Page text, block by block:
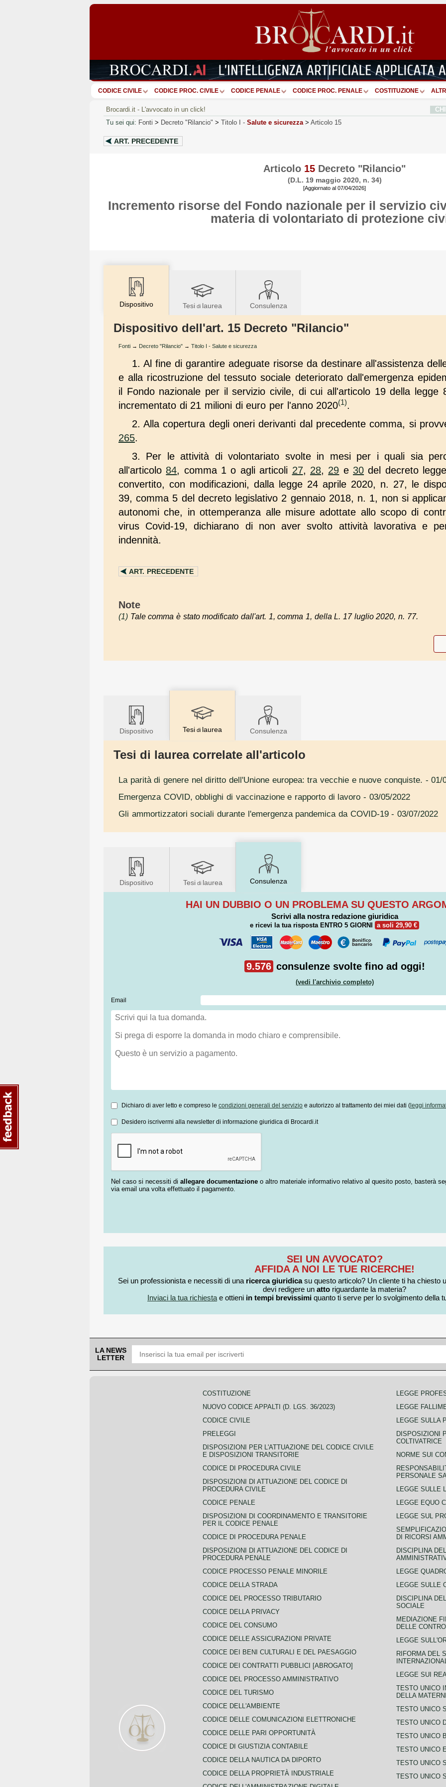
CODICE CIVILE CODICE PROC. CIVILE CODICE PENALE CODICE PROC. PENALE COSTITUZIONE ALTRI
Brocardi.it - L'avvocato in un click!
Tu sei qui: Fonti > Decreto "Rilancio" > Titolo I - Salute e sicurezza > Articolo 15
ART. PRECEDENTE
Articolo 15 Decreto "Rilancio"
(D.L. 19 maggio 2020, n. 34)
[Aggiornato al 07/04/2026]
Incremento risorse del Fondo nazionale per il servizio
materia di volontariato di protezione
Dispositivo Tesi di laurea Consulenza
Dispositivo dell'art. 15 Decreto "Rilancio"
Fonti → Decreto "Rilancio" → Titolo I - Salute e sicurezza
1. Al fine di garantire adeguate risorse da destinare all'assistenza
e alla ricostruzione del tessuto sociale deteriorato dall'emergenza
il Fondo nazionale per il servizio civile, di cui all'articolo 19 della
incrementato di 21 milioni di euro per l'anno 2020(1).
2. Alla copertura degli oneri derivanti dal precedente comma, si
265.
3. Per le attività di volontariato svolte in mesi per i quali sia
all'articolo 84, comma 1 o agli articoli 27, 28, 29 e 30 del decreto
convertito, con modificazioni, dalla legge 24 aprile 2020, n. 27, le
39, comma 5 del decreto legislativo 2 gennaio 2018, n. 1, non si
autonomi che, in ottemperanza alle misure adottate allo scopo di
virus Covid-19, dichiarano di non aver svolto attività lavorativa e
indennità.
ART. PRECEDENTE
Note
(1) Tale comma è stato modificato dall'art. 1, comma 1, della L. 17 luglio 2020, n. 77.
Dispositivo Tesi di laurea Consulenza
Tesi di laurea correlate all'articolo
La parità di genere nel diritto dell'Unione europea: tra vecchie e nuove conquiste. - 01/
Emergenza COVID, obblighi di vaccinazione e rapporto di lavoro - 03/05/2022
Gli ammortizzatori sociali durante l'emergenza pandemica da COVID-19- 03/07/2022
Dispositivo Tesidi laurea Consulenza
HAI UN DUBBIO O UN PROBLEMA SU QUESTO
Scrivi alla nostra redazione giuridica
e ricevi la tua risposta ENTRO 5 GIORNI a soli 29,90 €
9.576 consulenze svolte fino ad oggi!
(vedi l'archivio completo)
Email
Dichiaro di aver letto e compreso le condizioni generali del servizio e autorizzo al trattamento dei miei dati ( leggi
Desidero iscrivermi alla newsletter di informazione giuridica di Brocardi.it
Nel caso si necessiti di allegare documentazione o altro materiale informativo relativo al quesito posto, basterà
via email una volta effettuato il pagamento.
SEI UN AVVOCATO?
AFFIDA A NOI LE TUE RICERCHE!
Sei un professionista e necessiti di una ricerca giuridicasu questo articolo? Un cliente ti ha chiesto
devi redigere un atto riguardante la materia?
Inviaci la tua richiesta e ottieni in tempi brevissimi quanto ti serve per lo svolgimento della
LA NEWS
LETTER
COSTITUZIONE
NUOVO CODICE APPALTI (D. LGS. 36/2023)
CODICE CIVILE
PRELEGGI
DISPOSIZIONI PER L'ATTUAZIONE DEL CODICE CIVILE
E DISPOSIZIONI TRANSITORIE
CODICE DI PROCEDURA CIVILE
DISPOSIZIONI DI ATTUAZIONE DEL CODICE DI
PROCEDURA CIVILE
CODICE PENALE
DISPOSIZIONI DI COORDINAMENTO E TRANSITORIE
PER IL CODICE PENALE
CODICE DI PROCEDURA PENALE
DISPOSIZIONI DI ATTUAZIONE DEL CODICE DI
PROCEDURA PENALE
CODICE PROCESSO PENALE MINORILE
CODICE DELLA STRADA
CODICE DEL PROCESSO TRIBUTARIO
CODICE DELLA PRIVACY
CODICE DEL CONSUMO
CODICE DELLE ASSICURAZIONI PRIVATE
CODICE DEI BENI CULTURALI E DEL PAESAGGIO
CODICE DEI CONTRATTI PUBBLICI [ABROGATO]
CODICE DEL PROCESSO AMMINISTRATIVO
CODICE DEL TURISMO
CODICE DELL'AMBIENTE
CODICE DELLE COMUNICAZIONI ELETTRONICHE
CODICE DELLE PARI OPPORTUNITÀ
CODICE DI GIUSTIZIA CONTABILE
CODICE DELLA NAUTICA DA DIPORTO
CODICE DELLA PROPRIETÀ INDUSTRIALE
LEGGE
LEGGE
LEGGE SULLA
DISPOSIZIONI
COLTIVATRICE
NORME SUI
PERSONALE
LEGGE SULLE
LEGGE EQUO
LEGGE SUL
DI RICORSI
DISCIPLINA
LEGGE
LEGGE SULLE
DISCIPLINA
SOCIALE
MEDIAZIONE
DELLE
LEGGE
RIFORMA DEL
LEGGE SUI
TESTO UNICO
DELLA
TESTO UNICO
TESTO UNICO
TESTO UNICO
TESTO UNICO
TESTO UNICO
TESTO UNICO